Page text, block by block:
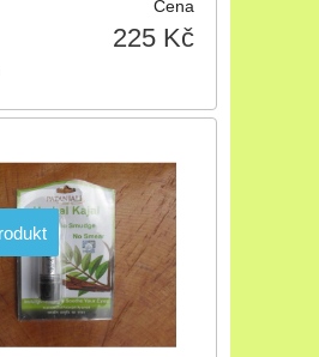
Cena
225 Kč